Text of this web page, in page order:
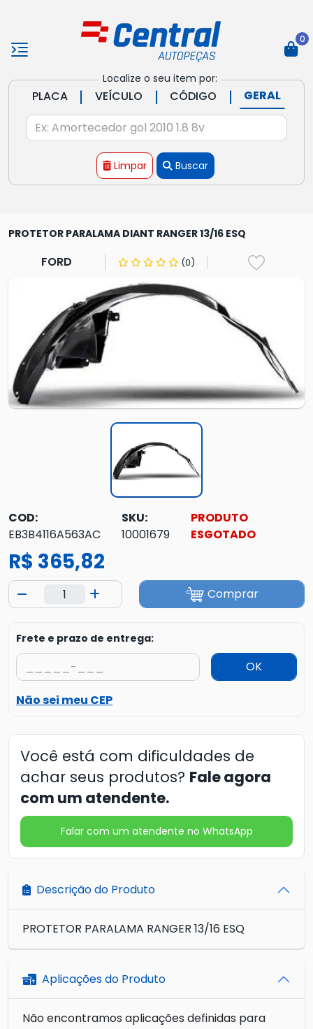
Localize o seu item por:
PLACA | VEÍCULO | CÓDIGO | GERAL
Limpar Buscar
0
PROTETOR PARALAMA DIANT RANGER 13/16 ESQ
FORD (0)
COD:
EB3B4116A563AC
SKU:
10001679
PRODUTO
ESGOTADO
R$ 365,82
Comprar
Frete e prazo de entrega:
OK
Não sei meu CEP
Você está com dificuldades de
achar seus produtos? Fale agora
com um atendente.
Falar com um atendente no WhatsApp
Descrição do Produto
PROTETOR PARALAMA RANGER 13/16 ESQ
Aplicações do Produto
Não encontramos aplicações definidas para